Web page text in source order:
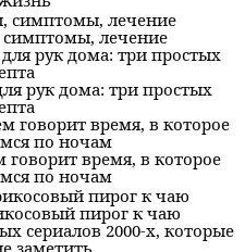
лечение
рук дома: три простых
время, в которое
по ночам
пирог к чаю